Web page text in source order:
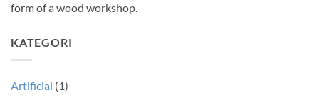
form of a wood workshop.
KATEGORI
Artificial (1)